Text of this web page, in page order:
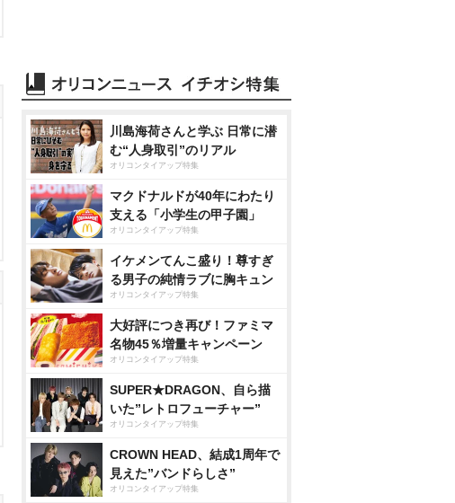
川島海荷さんと学ぶ 日常に潜
む“人身取引”のリアル
オリコンタイアップ特集
マクドナルドが40年にわたり
支える「小学生の甲子園」
オリコンタイアップ特集
イケメンてんこ盛り！尊すぎ
る男子の純情ラブに胸キュン
オリコンタイアップ特集
大好評につき再び！ファミマ
名物45％増量キャンペーン
オリコンタイアップ特集
SUPER★DRAGON、自ら描
いた”レトロフューチャー”
オリコンタイアップ特集
CROWN HEAD、結成1周年で
見えた”バンドらしさ”
オリコンタイアップ特集